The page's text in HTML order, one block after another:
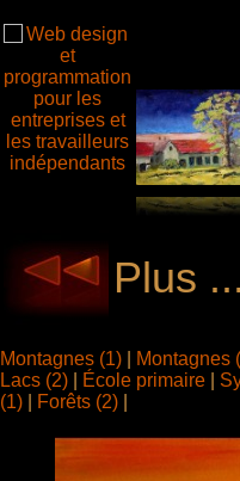
Plus
Montagnes (1)
Montagnes
Lacs (2)
École primaire
(1)
Forêts (2)